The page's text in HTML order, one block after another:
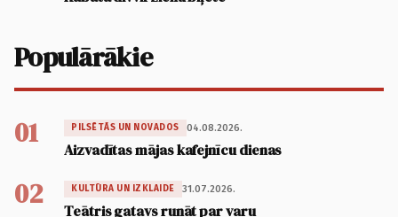
Populārākie
01 PILSĒTĀS UN NOVADOS 04.08.2026.
Aizvadītas mājas kafejnīcu dienas
02 KULTŪRA UN IZKLAIDE 31.07.2026.
Teātris gatavs runāt par varu